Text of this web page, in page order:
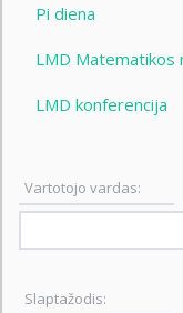
Pi diena
LMD Matematikos
LMD konferencija
Vartotojo vardas:
Slaptažodis: